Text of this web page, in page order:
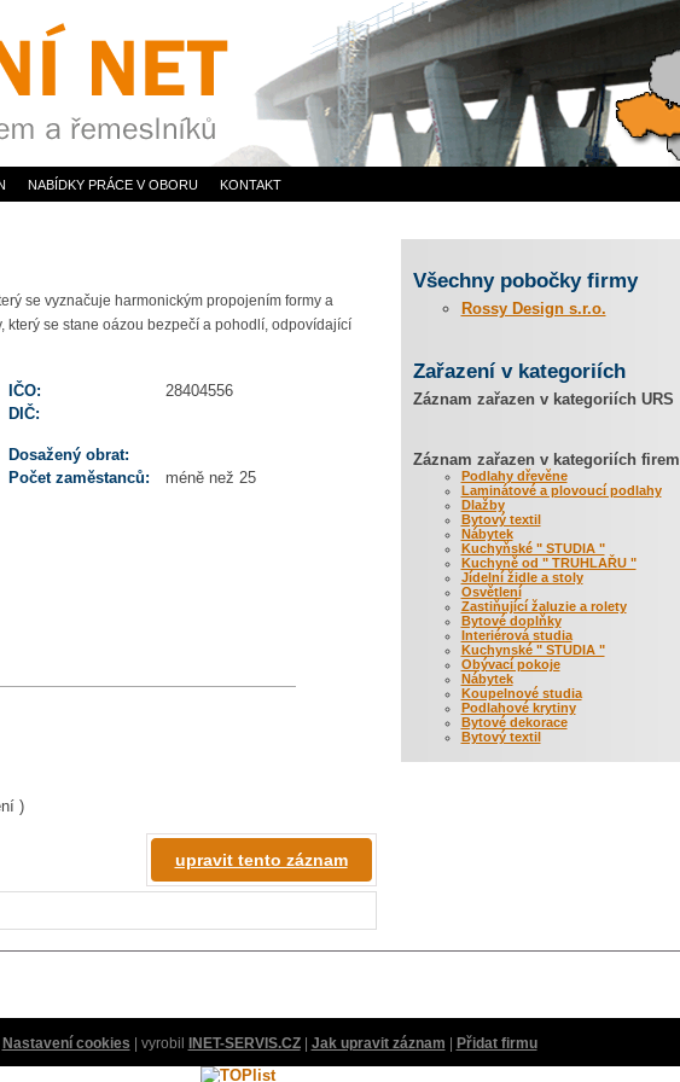
se vyznačuje harmonickým propojením formy a
který se stane oázou bezpečí a pohodlí, odpovídající
IČO:
28404556
DIČ:
Dosažený obrat:
Počet zaměstanců:
méně než 25
)
upravit tento záznam
Všechny pobočky firmy
Rossy Design s.r.o.
Zařazení v kategoriích
Záznam zařazen v kategoriích URS
Záznam zařazen v kategoriích firem
Podlahy dřevěne
Laminátové a plovoucí podlahy
Dlažby
Bytový textil
Nábytek
Kuchyňské " STUDIA "
Kuchyně od " TRUHLAŘU "
Jídelní židle a stoly
Osvětlení
Zastiňující žaluzie a rolety
Bytové doplňky
Interiérová studia
Kuchynské " STUDIA "
Obývací pokoje
Nábytek
Koupelnové studia
Podlahové krytiny
Bytové dekorace
Bytový textil
NABÍDKY PRÁCE V OBORU KONTAKT
Nastavení cookies | vyrobil INET-SERVIS.CZ| Jak upravit záznam Přidat firmu